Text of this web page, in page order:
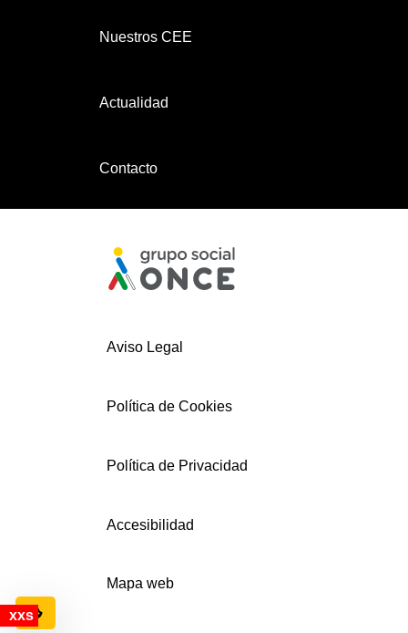
Nuestros CEE
Actualidad
Contacto
Aviso Legal
Política de Cookies
Política de Privacidad
Accesibilidad
Mapa web